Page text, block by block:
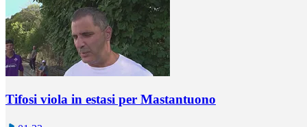
Tifosi viola in estasi per Mastantuono